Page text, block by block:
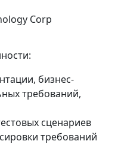
Corp
бизнес-
требований,
сценариев
требований